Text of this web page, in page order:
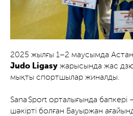
2025 жылғы 1–2 маусымда
Judo Ligasy жарысында жас
мықты спортшылар жиналды.
Sana Sport орталығында
шәкірті болған Бауыржан